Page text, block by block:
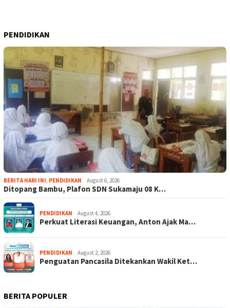
PENDIDIKAN
BERITA HARI INI, PENDIDIKAN August 6, 2026
Ditopang Bambu, Plafon SDN Sukamaju 08 K…
PENDIDIKAN August 4, 2026
Perkuat Literasi Keuangan, Anton Ajak Ma…
PENDIDIKAN August 2, 2026
Penguatan Pancasila Ditekankan Wakil Ket…
BERITA POPULER